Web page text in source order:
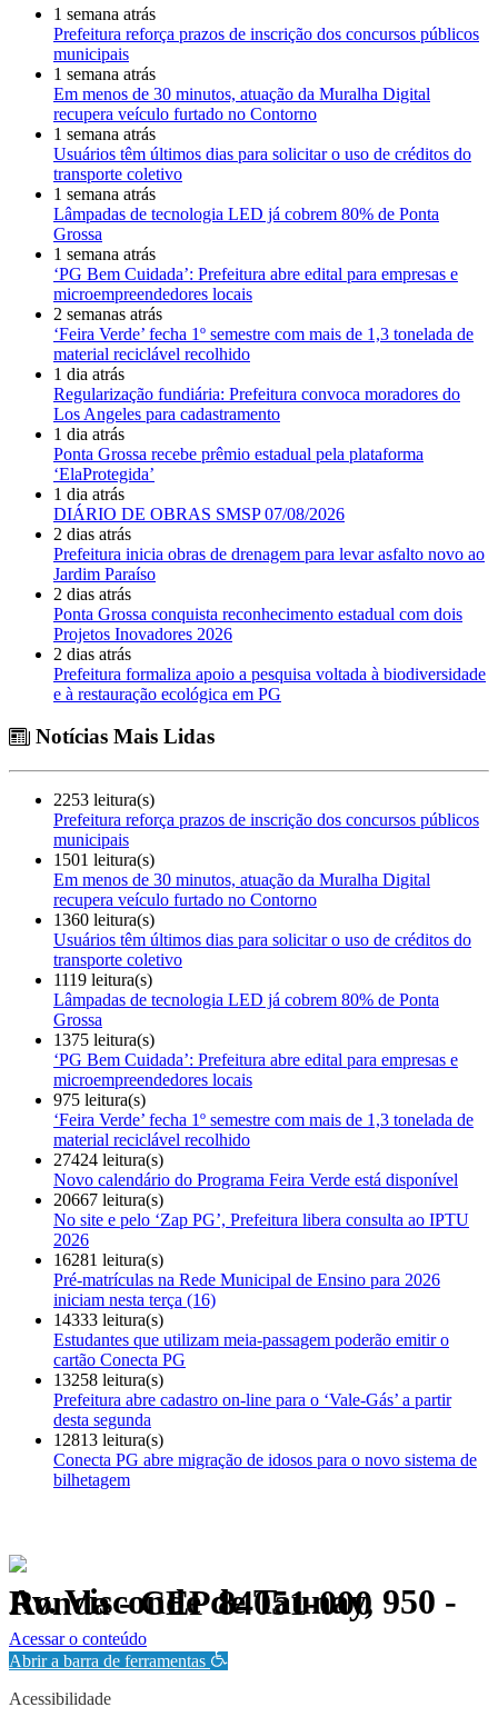
1 semana atrás
Prefeitura reforça prazos de inscrição dos concursos públicos
municipais
1 semana atrás
Em menos de 30 minutos, atuação da Muralha Digital
recupera veículo furtado no Contorno
1 semana atrás
Usuários têm últimos dias para solicitar o uso de créditos do
transporte coletivo
1 semana atrás
Lâmpadas de tecnologia LED já cobrem 80% de Ponta
Grossa
1 semana atrás
‘PG Bem Cuidada’: Prefeitura abre edital para empresas e
microempreendedores locais
2 semanas atrás
‘Feira Verde’ fecha 1º semestre com mais de 1,3 tonelada de
material reciclável recolhido
1 dia atrás
Regularização fundiária: Prefeitura convoca moradores do
Los Angeles para cadastramento
1 dia atrás
Ponta Grossa recebe prêmio estadual pela plataforma
‘ElaProtegida’
1 dia atrás
DIÁRIO DE OBRAS SMSP 07/08/2026
2 dias atrás
Prefeitura inicia obras de drenagem para levar asfalto novo ao
Jardim Paraíso
2 dias atrás
Ponta Grossa conquista reconhecimento estadual com dois
Projetos Inovadores 2026
2 dias atrás
Prefeitura formaliza apoio a pesquisa voltada à biodiversidade
e à restauração ecológica em PG
Notícias Mais Lidas
2253 leitura(s)
Prefeitura reforça prazos de inscrição dos concursos públicos
municipais
1501 leitura(s)
Em menos de 30 minutos, atuação da Muralha Digital
recupera veículo furtado no Contorno
1360 leitura(s)
Usuários têm últimos dias para solicitar o uso de créditos do
transporte coletivo
1119 leitura(s)
Lâmpadas de tecnologia LED já cobrem 80% de Ponta
Grossa
1375 leitura(s)
‘PG Bem Cuidada’: Prefeitura abre edital para empresas e
microempreendedores locais
975 leitura(s)
‘Feira Verde’ fecha 1º semestre com mais de 1,3 tonelada de
material reciclável recolhido
27424 leitura(s)
Novo calendário do Programa Feira Verde está disponível
20667 leitura(s)
No site e pelo ‘Zap PG’, Prefeitura libera consulta ao IPTU
2026
16281 leitura(s)
Pré-matrículas na Rede Municipal de Ensino para 2026
iniciam nesta terça (16)
14333 leitura(s)
Estudantes que utilizam meia-passagem poderão emitir o
cartão Conecta PG
13258 leitura(s)
Prefeitura abre cadastro on-line para o ‘Vale-Gás’ a partir
desta segunda
12813 leitura(s)
Conecta PG abre migração de idosos para o novo sistema de
bilhetagem
Av. Visconde de Taunay, 950 - Ronda - CEP 84051-000
Política de Privacidade.
Acessar o conteúdo
Abrir a barra de ferramentas
Acessibilidade